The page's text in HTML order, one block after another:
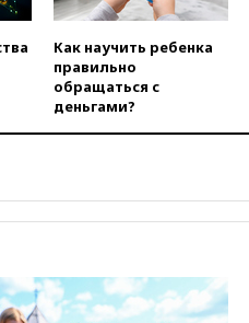
Как научить ребенка
правильно
обращаться с
деньгами?